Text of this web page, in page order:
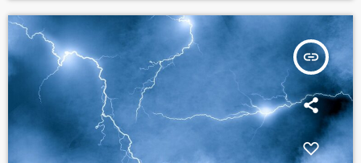
insert_link